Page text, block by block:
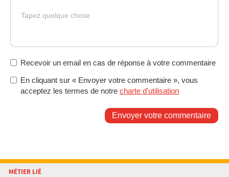
Tapez quelque chose
Recevoir un email en cas de réponse à votre commentaire
En cliquant sur « Envoyer votre commentaire », vous
acceptez les termes de notre charte d'utilisation
Envoyer votre commentaire
MÉTIER LIÉ